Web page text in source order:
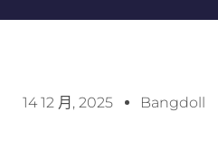
14 12 月, 2025 Bangdoll